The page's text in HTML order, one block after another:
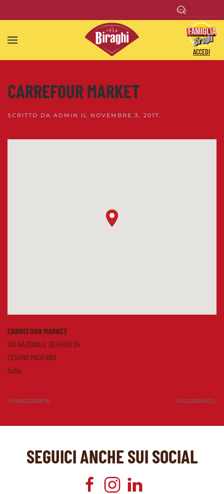
Skip to main content
ACCEDI
CARREFOUR MARKET
SCRITTO DA ADMIN IL NOVEMBRE 3, 2017.
CARREFOUR MARKET
VIA NAZIONALE DEI GIOVI 24
CESANO MADERNO
Italia
PRECEDENTE SUCCESSIVO
SEGUICI ANCHE SUI SOCIAL